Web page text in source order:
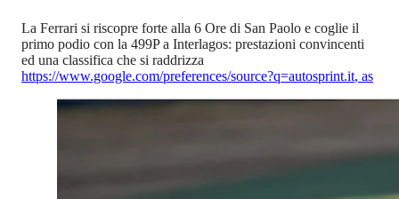
La Ferrari si riscopre forte alla 6 Ore di San Paolo e coglie il
primo podio con la 499P a Interlagos: prestazioni convincenti
ed una classifica che si raddrizza
https://www.google.com/preferences/source?q=autosprint.it, as